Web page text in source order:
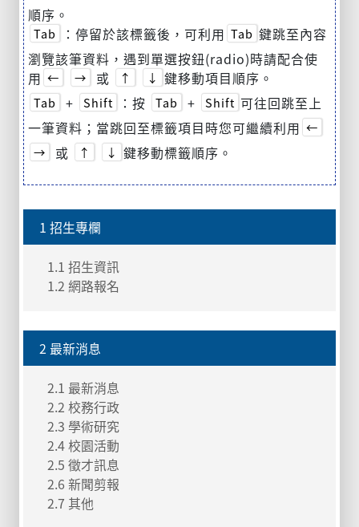
順序。
Tab ：停留於該標籤後，可利用 Tab 鍵跳至內容
瀏覽該筆資料，遇到單選按鈕(radio)時請配合使
用 ← → 或 ↑ ↓ 鍵移動項目順序。
Tab + Shift ：按 Tab + Shift 可往回跳至上
一筆資料；當跳回至標籤項目時您可繼續利用 ←
→
或 ↑ ↓ 鍵移動標籤順序。
1 招生專欄
1.1 招生資訊
1.2 網路報名
2 最新消息
2.1 最新消息
2.2 校務行政
2.3 學術研究
2.4 校園活動
2.5 徵才訊息
2.6 新聞剪報
2.7 其他